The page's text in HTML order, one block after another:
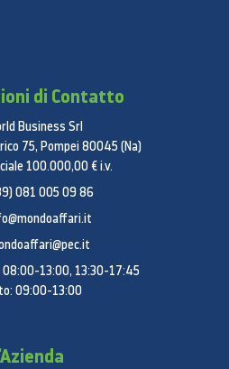
di Contatto
Business Srl
75, Pompei 80045 (Na)
100.000,00 € i.v.
081 005 09 86
08:00-13:00, 13:30-17:45
09:00-13:00